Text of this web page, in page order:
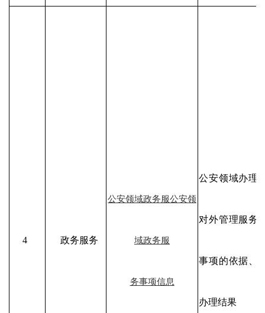
4 政务服务
公安领域政务服公安领
域政务服
务事项信息
公安领域办理
对外管理服务
事项的依据、
办理结果